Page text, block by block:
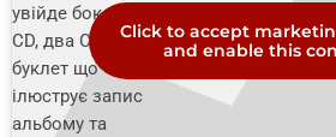
увійде бокс для
CD, два CD, фото-
буклет що
ілюструє запис
альбому та
Click to accept
and enable this